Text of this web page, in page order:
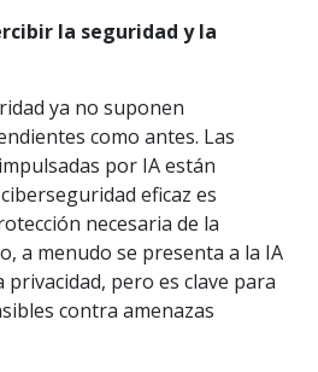
la seguridad y la
ya no suponen
como antes. Las
por IA están
eficaz es
necesaria de la
a menudo se presenta a la IA
pero es clave para
contra amenazas